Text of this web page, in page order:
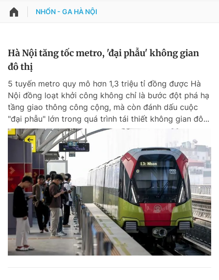
QUẢNG CÁO ĐẶT BÁO
Chuyên mục khác
Chào ngày mới Tin 24h
Tin thị trường Tin 360
Video Magazine
Sản phẩm khác
Tiện ích Bạn cần biết
Thông tin tài khoản
Đổi mật khẩu
Tin đã lưu
Tin đã xem
Đăng xuất
NHỔN - GA HÀ NỘI
Hà Nội tăng tốc metro, 'đại phẫu' không gian
đô thị
5 tuyến metro quy mô hơn 1,3 triệu tỉ đồng được Hà
Nội đồng loạt khởi công không chỉ là bước đột phá hạ
tầng giao thông công cộng, mà còn đánh dấu cuộc
"đại phẫu" lớn trong quá trình tái thiết không gian đô...